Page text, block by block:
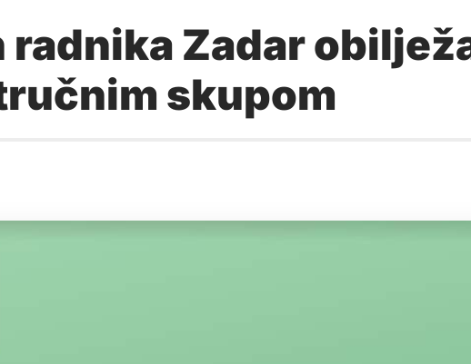
Zadar
skupom